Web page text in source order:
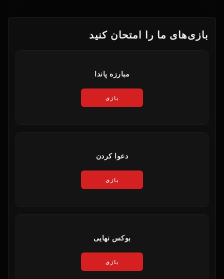
بازی‌های ما را امتحان کنید
مبارزه پاندا
بازی
دعوا کردن
بازی
بوکس نهایی
بازی